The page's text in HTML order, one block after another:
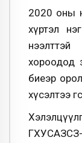
2020 оны
хүртэл
хороодод
биеэр
хүсэлтээ